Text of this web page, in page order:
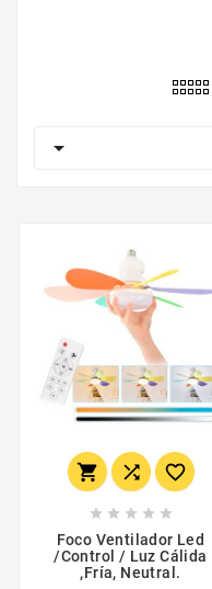

  
    
Foco Ventilador Led
/Control / Luz Cálida
,fría, Neutral.